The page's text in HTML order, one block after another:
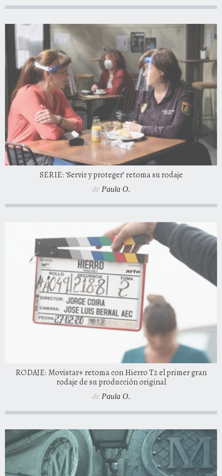
SERIE: ‘Servir y proteger’ retoma su rodaje
de Paula O.
RODAJE: Movistar+ retoma con Hierro T2 el primer gran
rodaje de su producción original
de Paula O.